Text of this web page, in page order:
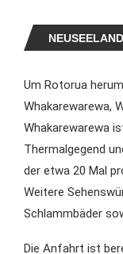
Um Rotorua
Whakarewarewa,
Whakarewarewa
Thermalgegend
der etwa 20 Mal
Weitere
Schlammbäder
Die Anfahrt ist